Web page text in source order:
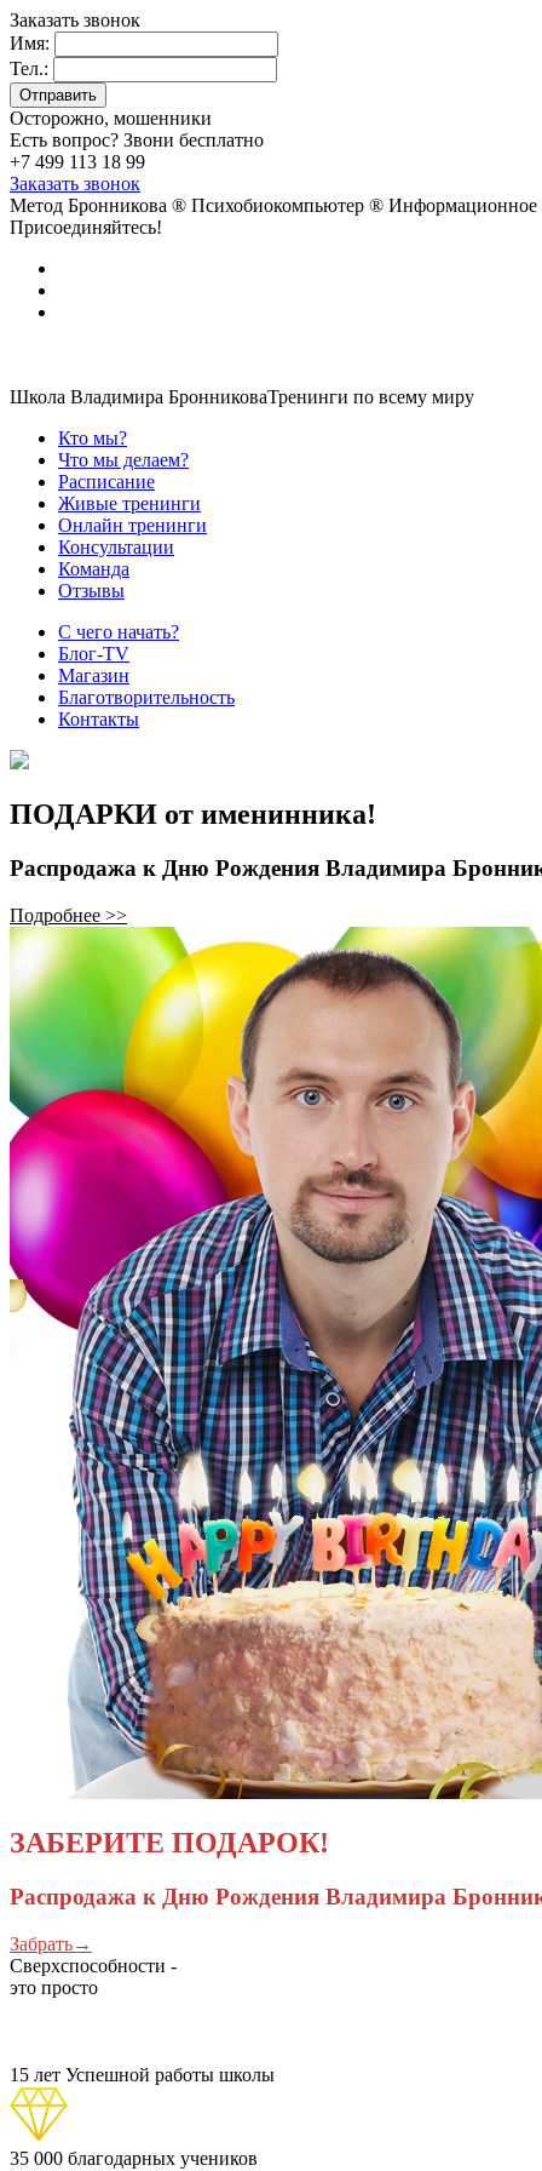
Заказать звонок
Имя:
Тел.:
Осторожно, мошенники
Есть вопрос? Звони бесплатно
+7 499 113 18 99
Заказать звонок
Метод Бронникова ® Психобиокомпьютер ® Информационное
Присоединяйтесь!
Школа Владимира БронниковаТренинги по всему миру
Кто мы?
Что мы делаем?
Расписание
Живые тренинги
Онлайн тренинги
Консультации
Команда
Отзывы
С чего начать?
Блог-TV
Магазин
Благотворительность
Контакты
ПОДАРКИ от именинника!
Распродажа к Дню Рождения Владимира
Подробнее >>
ЗАБЕРИТЕ ПОДАРОК!
Распродажа к Дню Рождения Владимира
Забрать→
Сверхспособности -
это просто
15 лет Успешной работы школы
35 000 благодарных учеников